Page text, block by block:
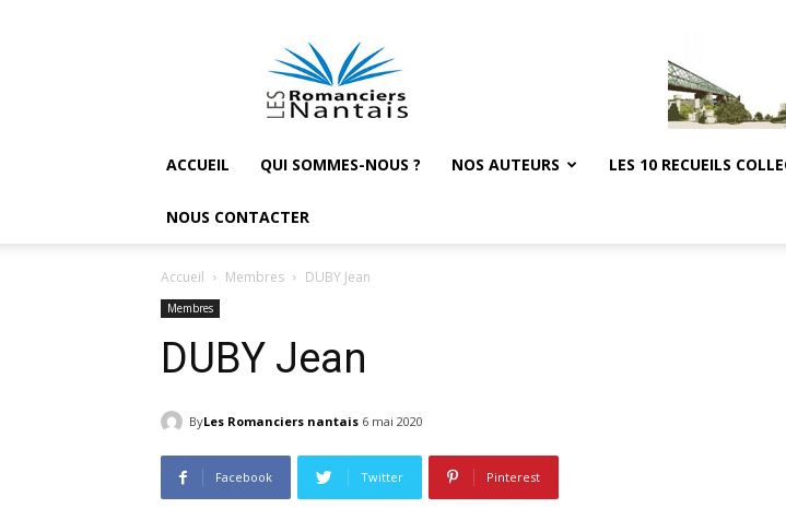
Les
Romanciers
nantais
ACCUEIL QUI SOMMES-NOUS ? NOS AUTEURS LES 10 RECUEILS
NOUS CONTACTER
Accueil Membres DUBY Jean
Membres
DUBY Jean
ByLes Romanciers nantais 6 mai 2020
Facebook Twitter Pinterest